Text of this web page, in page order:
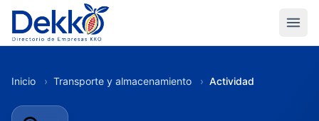
Inicio › Transporte y almacenamiento › Actividad